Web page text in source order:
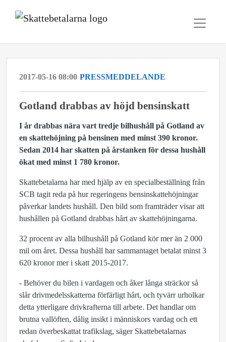
2017-05-16 08:00 PRESSMEDDELANDE
Gotland drabbas av höjd bensinskatt
I år drabbas nära vart tredje bilhushåll på Gotland av
en skattehöjning på bensinen med minst 390 kronor.
Sedan 2014 har skatten på årstanken för dessa hushåll
ökat med minst 1 780 kronor.
Skattebetalarna har med hjälp av en specialbeställning från
SCB tagit reda på hur regeringens bensinskattehöjningar
påverkar landets hushåll. Den bild som framträder visar att
hushållen på Gotland drabbas hårt av skattehöjningarna.
32 procent av alla bilhushåll på Gotland kör mer än 2 000
mil om året. Dessa hushåll har sammantaget betalat minst 3
620 kronor mer i skatt 2015-2017.
- Behöver du bilen i vardagen och åker långa sträckor så
slår drivmedelsskatterna förfärligt hårt, och tyvärr urholkar
detta ytterligare drivkrafterna till arbete. Det handlar om
brutna vallöften, dålig insikt i människors vardag och ett
redan överbeskattat trafikslag, säger Skattebetalarnas